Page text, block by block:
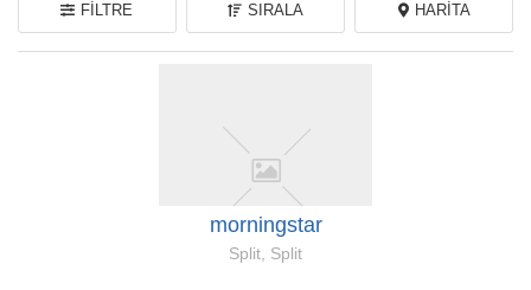
FILTRE SIRALA HARITA
morningstar
Split, Split